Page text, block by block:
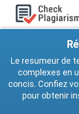
Le resumeur de
complexes en
concis. Confiez
pour obtenir